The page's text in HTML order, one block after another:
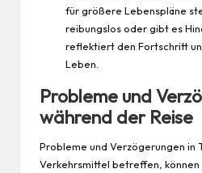
für größere Lebenspläne
reibungslos oder gibt es
reflektiert den Fortschritt
Leben.
Probleme und
während der Reise
Probleme und Verzögerungen in
Verkehrsmittel betreffen,